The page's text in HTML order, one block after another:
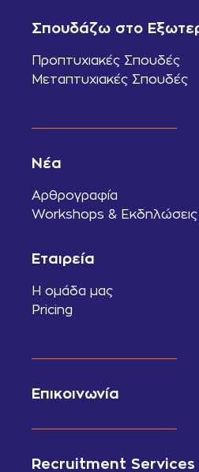
Σπουδάζω στο
Προπτυχιακές Σπουδές
Μεταπτυχιακές Σπουδές
Νέα
Αρθρογραφία
Workshops & Εκδηλώσεις
Εταιρεία
Η ομάδα μας
Pricing
Επικοινωνία
Recruitment Services